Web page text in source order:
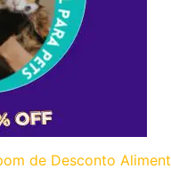
de Desconto